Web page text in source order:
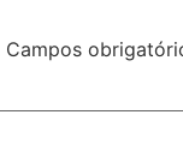
Campos